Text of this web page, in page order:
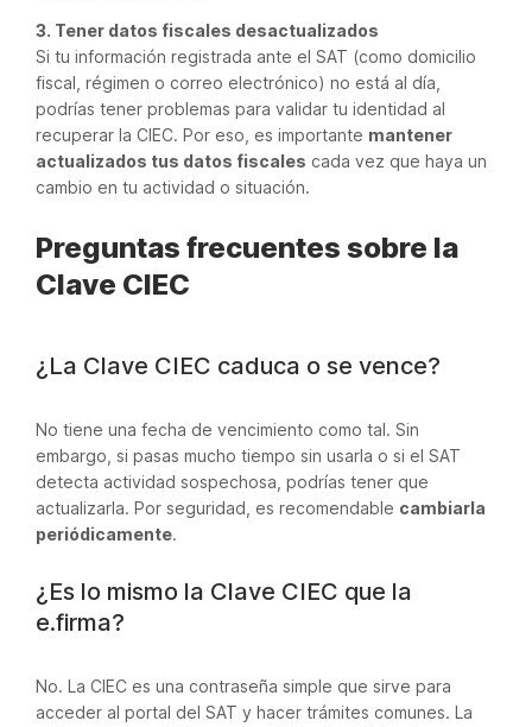
3. Tener datos fiscales desactualizados
Si tu información registrada ante el SAT (como domicilio
fiscal, régimen o correo electrónico) no está al día,
podrías tener problemas para validar tu identidad al
recuperar la CIEC. Por eso, es importante mantener
actualizados tus datos fiscales cada vez que haya un
cambio en tu actividad o situación.
Preguntas frecuentes sobre la
Clave CIEC
¿La Clave CIEC caduca o se vence?
No tiene una fecha de vencimiento como tal. Sin
embargo, si pasas mucho tiempo sin usarla o si el SAT
detecta actividad sospechosa, podrías tener que
actualizarla. Por seguridad, es recomendable cambiarla
periódicamente.
¿Es lo mismo la Clave CIEC que la
e.firma?
No. La CIEC es una contraseña simple que sirve para
acceder al portal del SAT y hacer trámites comunes. La